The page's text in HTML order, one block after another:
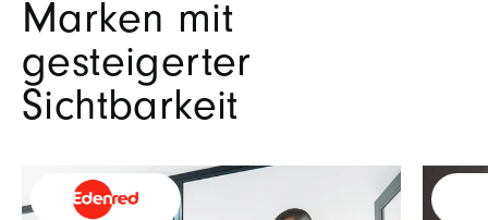
Marken mit
gesteigerter
Sichtbarkeit